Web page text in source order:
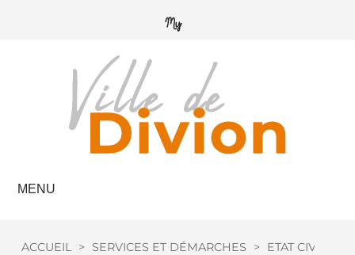
MENU
ACCUEIL > SERVICES ET DÉMARCHES > ETAT CIVIL